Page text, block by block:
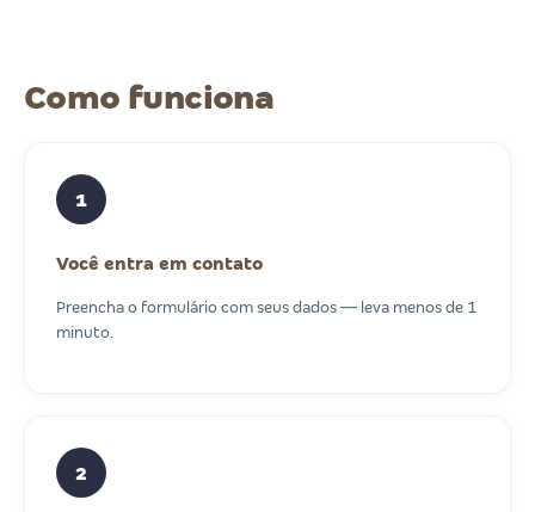
Como funciona
1
Você entra em contato
Preencha o formulário com seus dados — leva menos de 1
minuto.
2